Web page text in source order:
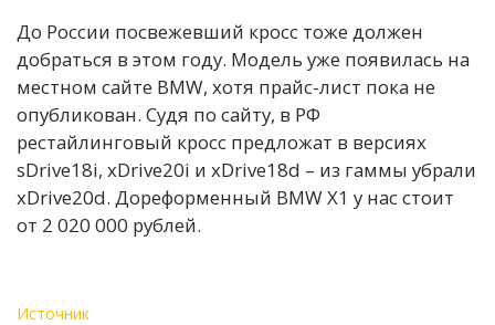
До России посвежевший кросс тоже должен
добраться в этом году. Модель уже появилась на
местном сайте BMW, хотя прайс-лист пока не
опубликован. Судя по сайту, в РФ
рестайлинговый кросс предложат в версиях
sDrive18i, xDrive20i и xDrive18d – из гаммы убрали
xDrive20d. Дореформенный BMW X1 у нас стоит
от 2 020 000 рублей.
Источник